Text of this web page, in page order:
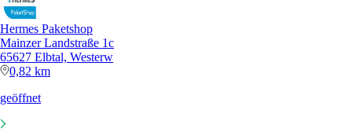
Hermes Paketshop
Mainzer Landstraße 1c
65627 Elbtal, Westerw
0,82 km
geöffnet